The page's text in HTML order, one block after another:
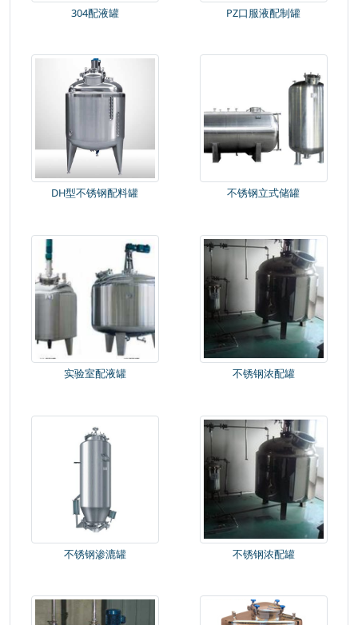
304配液罐 PZ口服液配制罐
DH型不锈钢配料罐 不锈钢立式储罐
实验室配液罐 不锈钢浓配罐
不锈钢渗漉罐 不锈钢浓配罐
易瑞德中药提取浓缩系统
红日色素调和设备 厦门集美水产胶原肽精制设备
润发机电润滑油调和系统
农业大学农产品加工